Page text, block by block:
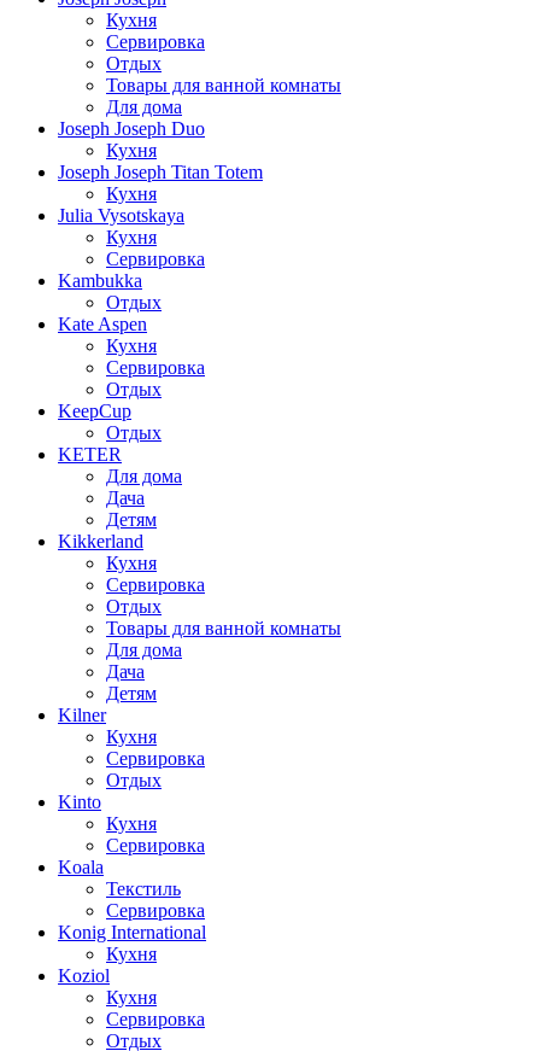
Кухня
Сервировка
Отдых
Товары для ванной комнаты
Для дома
Joseph Joseph Duo
Кухня
Joseph Joseph Titan Totem
Кухня
Julia Vysotskaya
Кухня
Сервировка
Kambukka
Отдых
Kate Aspen
Кухня
Сервировка
Отдых
KeepCup
Отдых
KETER
Для дома
Дача
Детям
Kikkerland
Кухня
Сервировка
Отдых
Товары для ванной комнаты
Для дома
Дача
Детям
Kilner
Кухня
Сервировка
Отдых
Kinto
Кухня
Сервировка
Koala
Текстиль
Сервировка
Konig International
Кухня
Koziol
Кухня
Сервировка
Отдых